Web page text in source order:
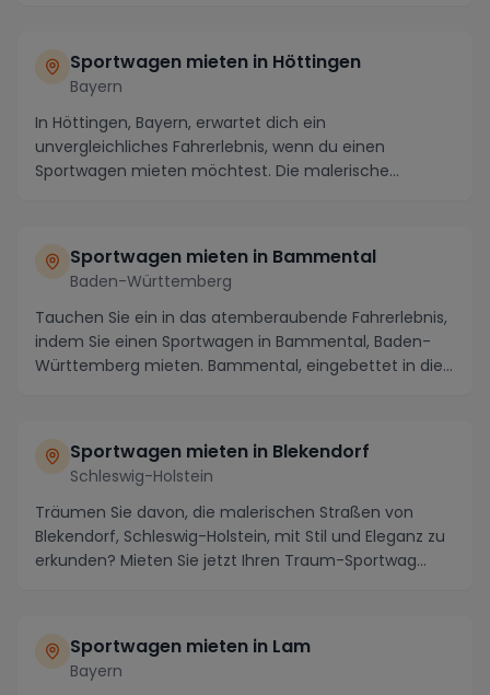
Sportwagen mieten in Höttingen
Bayern
In Höttingen, Bayern, erwartet dich ein
unvergleichliches Fahrerlebnis, wenn du einen
Sportwagen mieten möchtest. Die malerische
Sportwagen mieten in Bammental
Baden-Württemberg
Tauchen Sie ein in das atemberaubende Fahrerlebnis,
indem Sie einen Sportwagen in Bammental, Baden-
Württemberg mieten. Bammental, eingebettet in die
Sportwagen mieten in Blekendorf
Schleswig-Holstein
Träumen Sie davon, die malerischen Straßen von
Blekendorf, Schleswig-Holstein, mit Stil und Eleganz zu
erkunden? Mieten Sie jetzt Ihren Traum-Sportwag...
Sportwagen mieten in Lam
Bayern